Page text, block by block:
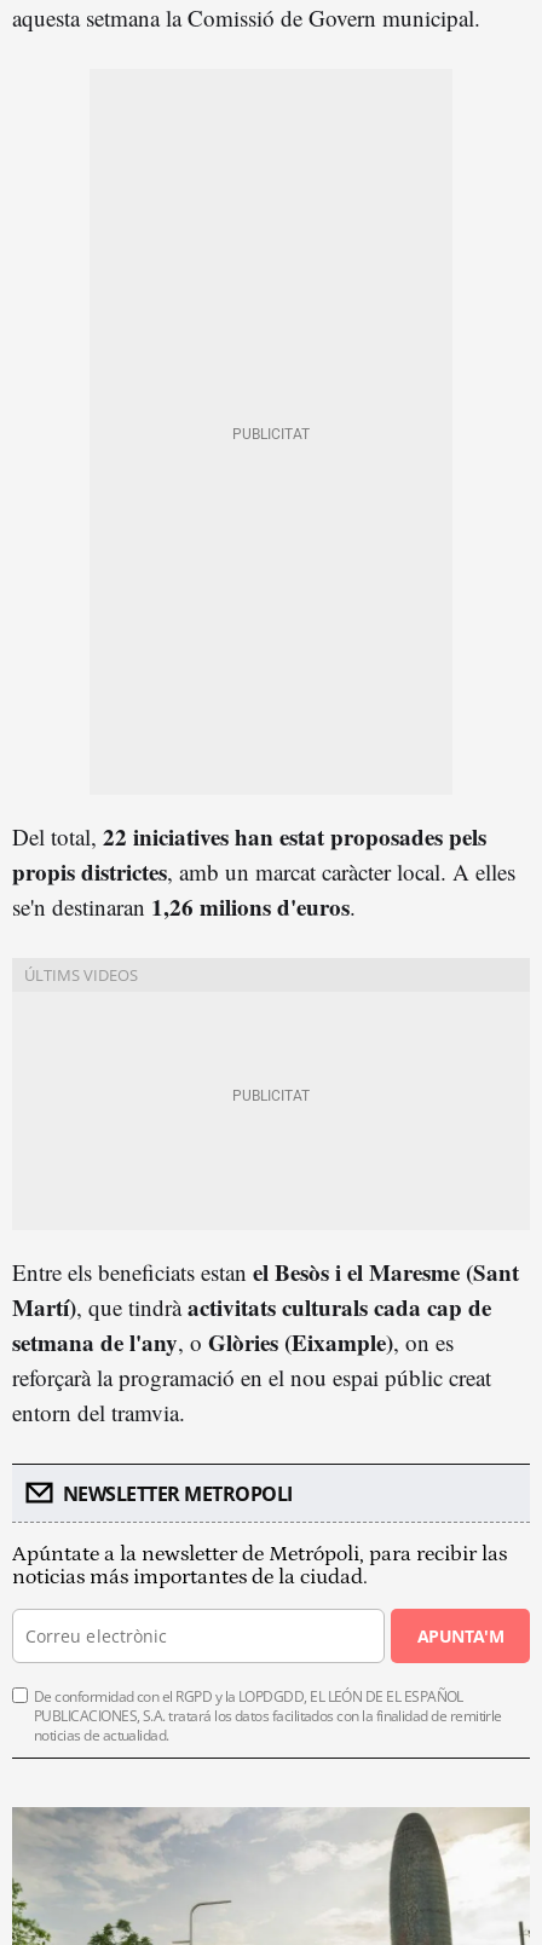
aquesta setmana la Comissió de Govern municipal.
Del total, 22 iniciatives han estat proposades pels
propis districtes, amb un marcat caràcter local. A elles
se'n destinaran 1,26 milions d'euros.
Entre els beneficiats estan el Besòs i el Maresme (Sant
Martí), que tindràactivitats culturals cada cap de
setmana de l'any, o Glòries (Eixample), on es
reforçarà la programació en el nou espai públic creat
entorn del tramvia.
NEWSLETTER METROPOLI
Apúntate a la newsletter de Metrópoli, para recibir las
noticias más importantes de la ciudad.
APUNTA'M
De conformidad con el RGPD y la LOPDGDD, EL LEÓN DE EL ESPAÑOL
PUBLICACIONES, S.A. tratará los datos facilitados con la finalidad de remitirle
noticias de actualidad.